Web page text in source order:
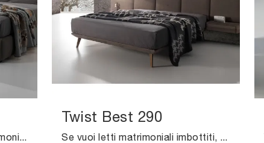
Se sei alla ricerca di letti matrimoniali imbottiti, eccoti il modello Twist Tess 232 in tessuto per arricchire la zona notte.
Twist Best 290
Se vuoi letti matrimoniali imbottiti, ecco qui il modello Twist Best 290 in tessuto per arricchire la camera da letto.